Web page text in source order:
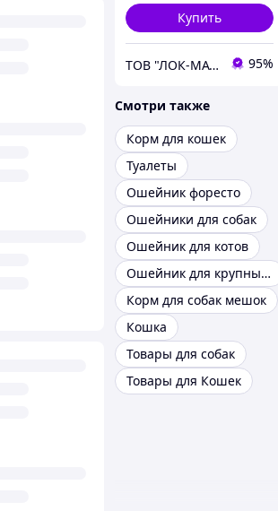
Купить
ТОВ "ЛОК-MAT" 95%
Смотри также
Корм для кошек
Туалеты
Ошейник форесто
Ошейники для собак
Ошейник для котов
Ошейник для крупных собак
Корм для собак мешок
Кошка
Товары для собак
Товары для Кошек